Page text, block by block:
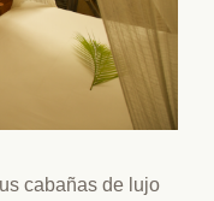
cabañas de lujo